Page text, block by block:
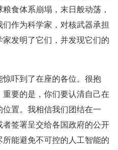
食体系崩塌，末日般动荡，
作为科学家，对核武器承担
发明了它们，并发现它们的
吓到了在座的各位。很抱
要的是，你们要认清自己在
置。我相信我们团结在一
签署呈交给各国政府的公开
能避免不可控的人工智能的